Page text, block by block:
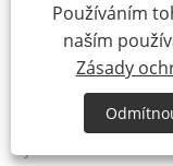
Co Free|Aplikační
se transformuje na
opravdu cool.|
obrázek nové verze
místa konání na
vyladěné vozidlo
Používáním
naším
Zásady